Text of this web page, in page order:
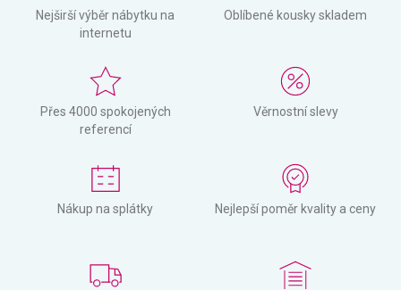
Nejširší výběr nábytku na
internetu
Oblíbené kousky skladem
Přes 4000 spokojených
referencí
Věrnostní slevy
Nákup na splátky Nejlepší poměr kvality a ceny